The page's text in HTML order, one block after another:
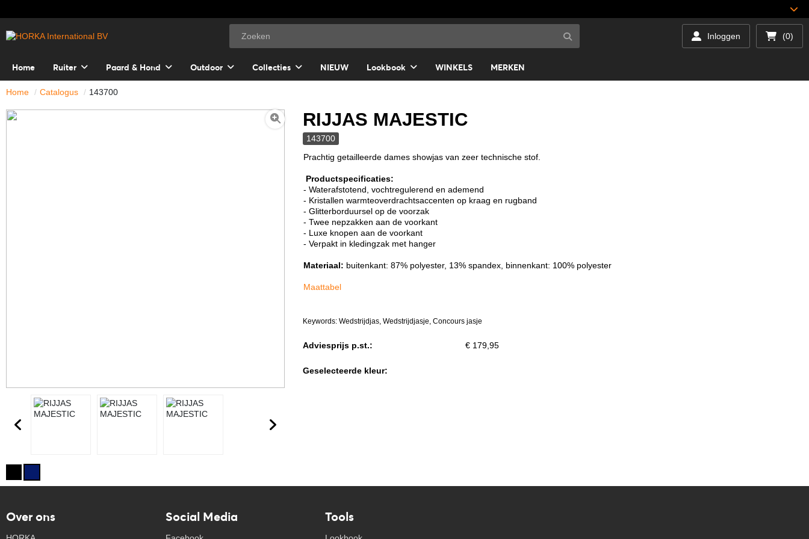
Inloggen (0)
Home Ruiter Paard & Hond Outdoor Collecties NIEUW Lookbook WINKELS MERKEN
Home Catalogus 143700
RIJJAS MAJESTIC
143700
Prachtig getailleerde dames showjas van zeer technische stof.
Productspecificaties:
- Waterafstotend, vochtregulerend en ademend
- Kristallen warmteoverdrachtsaccenten op kraag en rugband
- Glitterborduursel op de voorzak
- Twee nepzakken aan de voorkant
- Luxe knopen aan de voorkant
- Verpakt in kledingzak met hanger
Materiaal: buitenkant: 87% polyester, 13% spandex, binnenkant: 100% polyester
Maattabel
Keywords: Wedstrijdjas, Wedstrijdjasje, Concours jasje
Adviesprijs p.st.: € 179,95
Geselecteerde kleur:
Over ons Social Media Tools